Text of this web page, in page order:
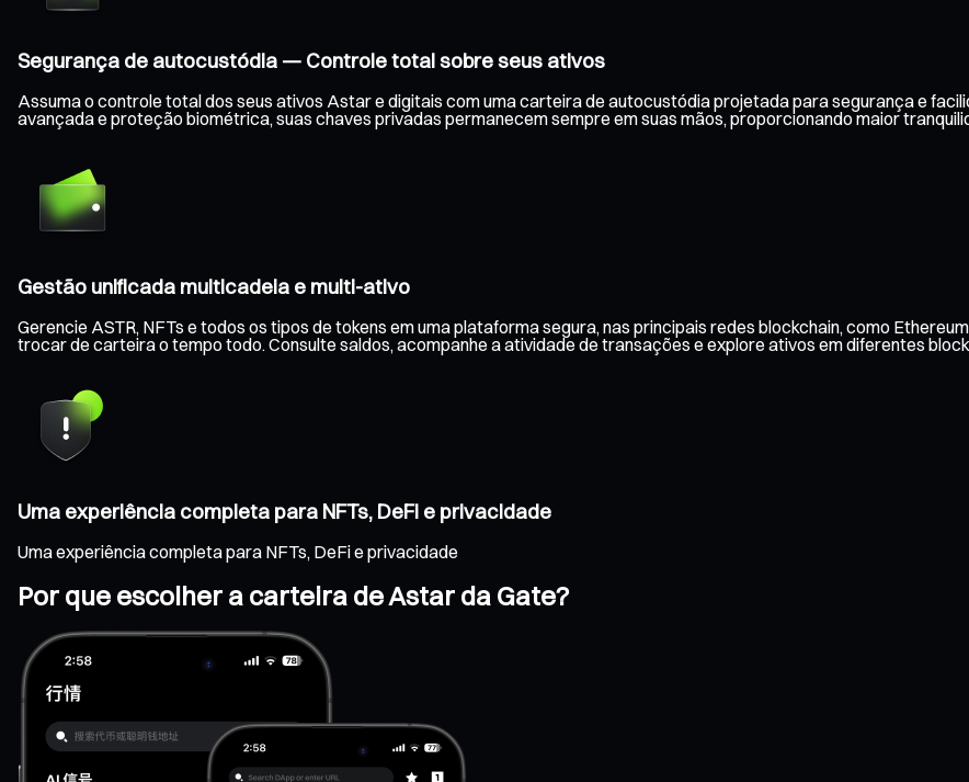
Segurança de autocustódia — Controle total sobre seus ativos
Assuma o controle total dos seus ativos Astar e digitais com uma carteira de autocustódia projetada para segurança e
avançada e proteção biométrica, suas chaves privadas permanecem sempre em suas mãos, proporcionando maior
Gestão unificada multicadeia e multi-ativo
Gerencie ASTR, NFTs e todos os tipos de tokens em uma plataforma segura, nas principais redes blockchain, como
trocar de carteira o tempo todo. Consulte saldos, acompanhe a atividade de transações e explore ativos em diferentes
Uma experiência completa para NFTs, DeFi e privacidade
Uma experiência completa para NFTs, DeFi e privacidade
Por que escolher a carteira de Astar da Gate?